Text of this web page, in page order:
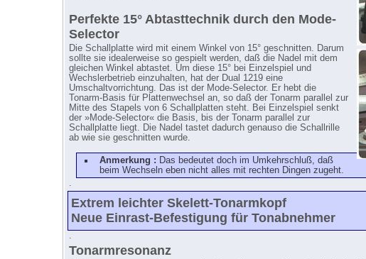
Perfekte 15° Abtasttechnik durch den Mode-
Selector
Die Schallplatte wird mit einem Winkel von 15° geschnitten. Darum
sollte sie idealerweise so gespielt werden, daß die Nadel mit dem
gleichen Winkel abtastet. Um diese 15° bei Einzelspiel und
Wechslerbetrieb einzuhalten, hat der Dual 1219 eine
Umschaltvorrichtung. Das ist der Mode-Selector. Er hebt die
Tonarm-Basis für Plattenwechsel an, so daß der Tonarm parallel zur
Mitte des Stapels von 6 Schallplatten steht. Bei Einzelspiel senkt
der »Mode-Selector« die Basis, bis der Tonarm parallel zur
Schallplatte liegt. Die Nadel tastet dadurch genauso die Schallrille
ab wie sie geschnitten wurde.
Anmerkung : Das bedeutet doch im Umkehrschluß, daß
beim Wechseln eben nicht alles mit rechten Dingen zugeht.
.
Extrem leichter Skelett-Tonarmkopf
Neue Einrast-Befestigung für Tonabnehmer
.
Tonarmresonanz